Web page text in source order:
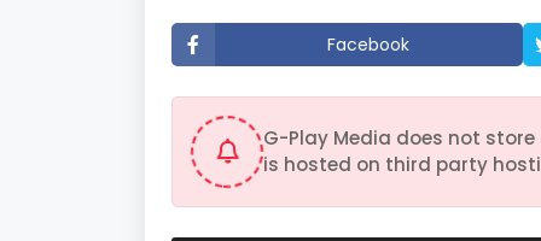
e
s
,
0
c
s
Facebook
G-Play Media does not
is hosted on third party